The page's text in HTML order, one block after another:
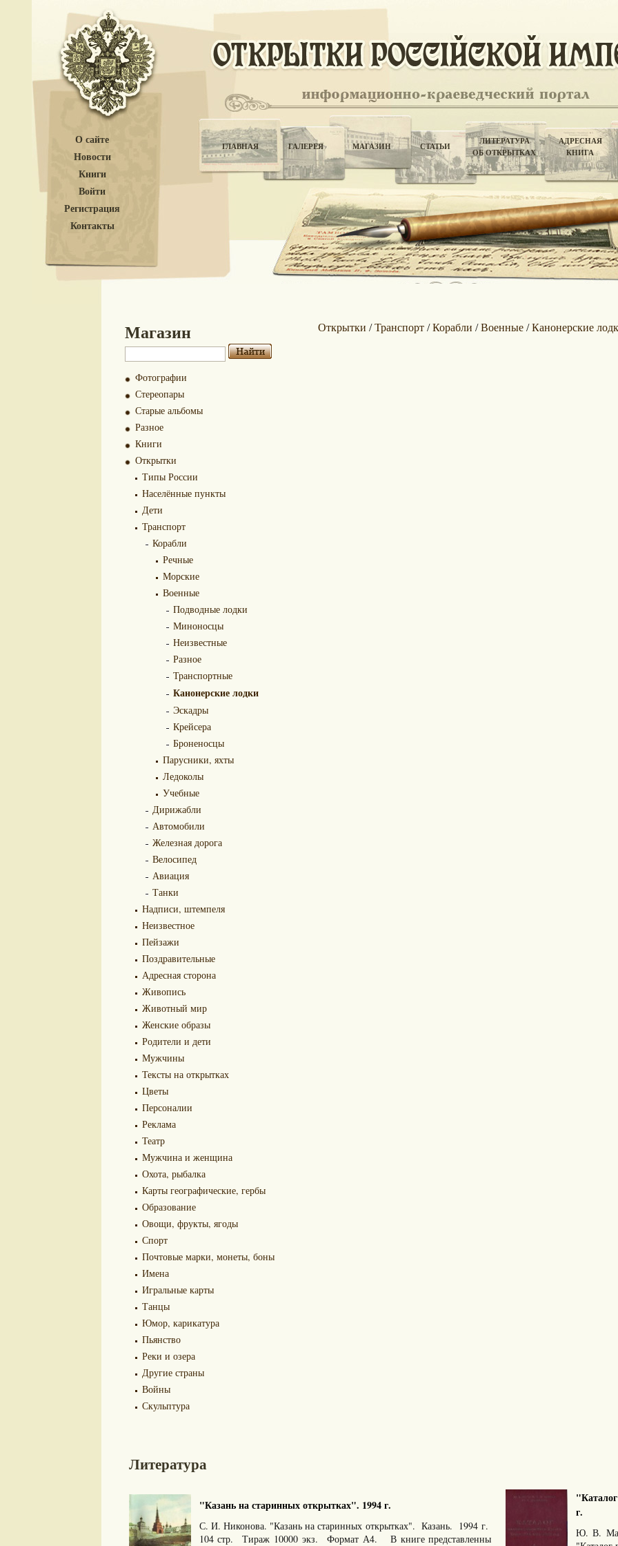
О сайте
Новости
Книги
Войти
Регистрация
Контакты
ГЛАВНАЯ ГАЛЕРЕЯ МАГАЗИН СТАТЬИ
ЛИТЕРАТУРА
ОБ ОТКРЫТКАХ
АДРЕСНАЯ
КНИГА
Магазин
Фотографии
Стереопары
Старые альбомы
Разное
Книги
Открытки
Типы России
Населённые пункты
Дети
Транспорт
Корабли
Речные
Морские
Военные
Подводные лодки
Миноносцы
Неизвестные
Разное
Транспортные
Канонерские лодки
Эскадры
Крейсера
Броненосцы
Парусники, яхты
Ледоколы
Учебные
Дирижабли
Автомобили
Железная дорога
Велосипед
Авиация
Танки
Надписи, штемпеля
Неизвестное
Пейзажи
Поздравительные
Адресная сторона
Живопись
Животный мир
Женские образы
Родители и дети
Мужчины
Тексты на открытках
Цветы
Персоналии
Реклама
Театр
Мужчина и женщина
Охота, рыбалка
Карты географические, гербы
Образование
Овощи, фрукты, ягоды
Спорт
Почтовые марки, монеты, боны
Имена
Игральные карты
Танцы
Юмор, карикатура
Пьянство
Реки и озера
Другие страны
Войны
Скульптура
Открытки /Транспорт/Корабли /Военные/Канонерские
Литература
"Казань на старинных открытках". 1994 г.
С. И. Никонова. "Казань на старинных открытках". Казань. 1994 г.
104 стр. Тираж 10000 экз. Формат А4. В книге представленны
г.
Ю. В.